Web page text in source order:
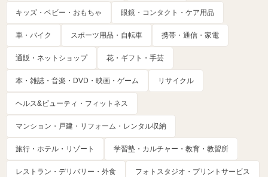
キッズ・ベビー・おもちゃ 眼鏡・コンタクト・ケア用品
車・バイク スポーツ用品・自転車 携帯・通信・家電
通販・ネットショップ 花・ギフト・手芸
本・雑誌・音楽・DVD・映画・ゲーム リサイクル
ヘルス&ビューティ・フィットネス
マンション・戸建・リフォーム・レンタル収納
旅行・ホテル・リゾート 学習塾・カルチャー・教育・教習所
レストラン・デリバリー・外食 フォトスタジオ・プリントサービス